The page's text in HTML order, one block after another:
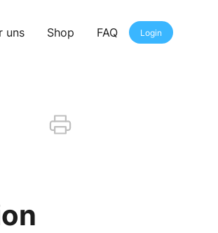
uns Shop FAQ Login